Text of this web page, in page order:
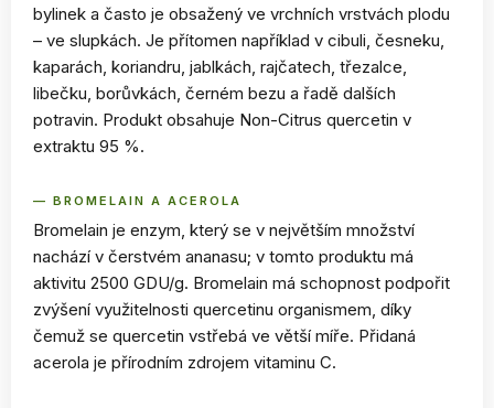
bylinek a často je obsažený ve vrchních vrstvách plodu
– ve slupkách. Je přítomen například v cibuli, česneku,
kaparách, koriandru, jablkách, rajčatech, třezalce,
libečku, borůvkách, černém bezu a řadě dalších
potravin. Produkt obsahuje Non-Citrus quercetin v
extraktu 95 %.
— BROMELAIN A ACEROLA
Bromelain je enzym, který se v největším množství
nachází v čerstvém ananasu; v tomto produktu má
aktivitu 2500 GDU/g. Bromelain má schopnost podpořit
zvýšení využitelnosti quercetinu organismem, díky
čemuž se quercetin vstřebá ve větší míře. Přidaná
acerola je přírodním zdrojem vitaminu C.